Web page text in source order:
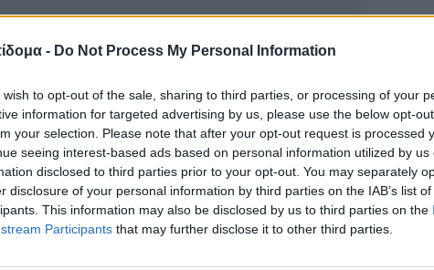
- Do Not Process My Personal Information
wish to opt-out of the sale, sharing to third parties, or processing of your
information for targeted advertising by us, please use the below opt-
your selection. Please note that after your opt-out request is processed
seeing interest-based ads based on personal information utilized by us
disclosed to third parties prior to your opt-out. You may separately
disclosure of your personal information by third parties on the IAB’s list
This information may also be disclosed by us to third parties on the
Participants that may further disclose it to other third parties.